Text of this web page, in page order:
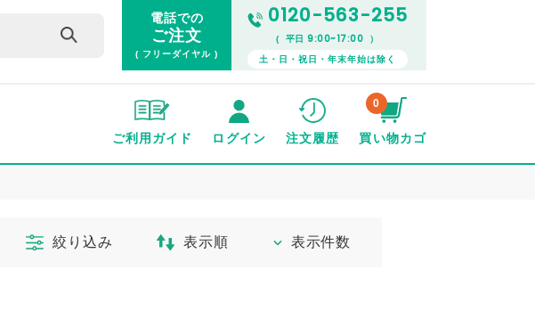
電話での
ご注文
( フリーダイヤル )
0120-563-255
( 平日9:00~17:00 ）
土・日・祝日・年末年始は除く
ご利用ガイド ログイン 注文履歴
0
買い物カゴ
絞り込み 表示順 表示件数